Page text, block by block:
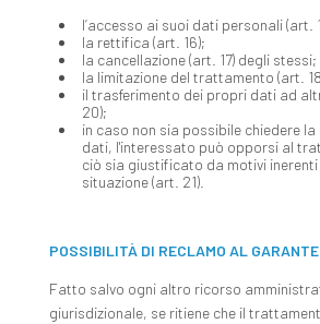
l’accesso ai suoi dati personali (art.
la rettifica (art. 16);
la cancellazione (art. 17) degli stessi;
la limitazione del trattamento (art.
il trasferimento dei propri dati ad
20);
in caso non sia possibile chiedere
dati, l'interessato può opporsi al
ciò sia giustificato da motivi
situazione (art. 21).
POSSIBILITÀ DI RECLAMO AL GARANTE
Fatto salvo ogni altro ricorso
giurisdizionale, se ritiene che il